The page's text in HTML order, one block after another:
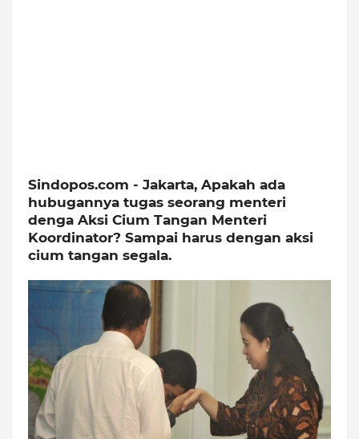
Sindopos.com - Jakarta, Apakah ada
hubugannya tugas seorang menteri
denga Aksi Cium Tangan Menteri
Koordinator? Sampai harus dengan aksi
cium tangan segala.